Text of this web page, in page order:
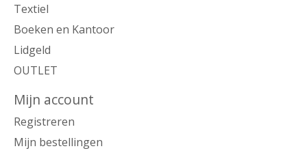
Textiel
Boeken en Kantoor
Lidgeld
OUTLET
Mijn account
Registreren
Mijn bestellingen